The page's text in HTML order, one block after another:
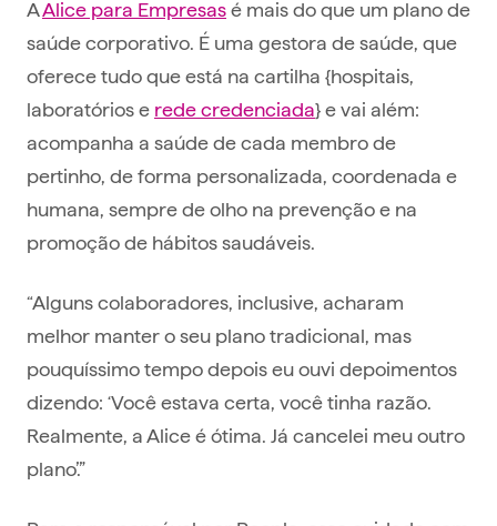
AAlice para Empresasé mais do que um plano de
saúde corporativo. É uma gestora de saúde, que
oferece tudo que está na cartilha {hospitais,
laboratórios e rede credenciada} e vai além:
acompanha a saúde de cada membro de
pertinho, de forma personalizada, coordenada e
humana, sempre de olho na prevenção e na
promoção de hábitos saudáveis.
“Alguns colaboradores, inclusive, acharam
melhor manter o seu plano tradicional, mas
pouquíssimo tempo depois eu ouvi depoimentos
dizendo: ‘Você estava certa, você tinha razão.
Realmente, a Alice é ótima. Já cancelei meu outro
plano’.”